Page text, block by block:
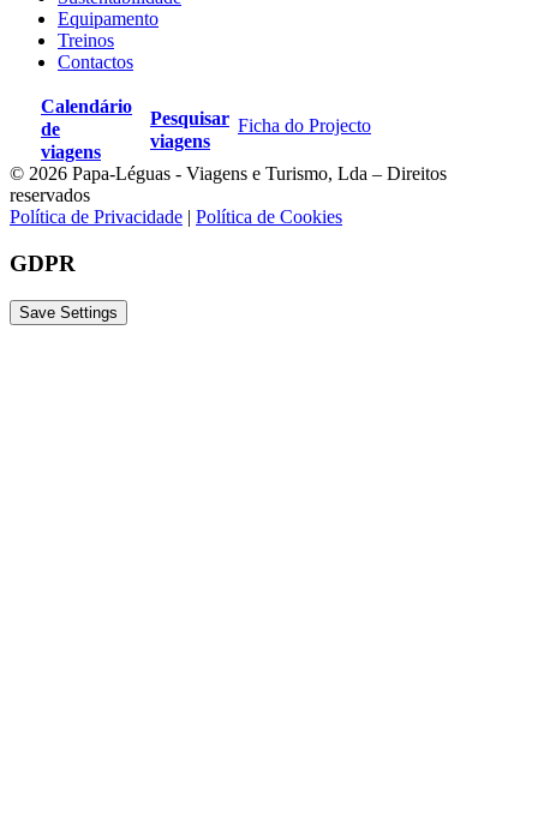
Equipamento
Treinos
Contactos
Calendário
de
viagens
Pesquisar
viagens
Ficha do Projecto
© 2026 Papa-Léguas - Viagens e Turismo, Lda – Direitos
reservados
Política de Privacidade | Política de Cookies
GDPR